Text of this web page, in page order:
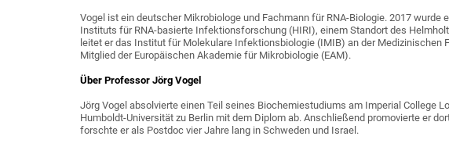
Vogel ist ein deutscher Mikrobiologe und Fachmann für RNA-Biologie. 2017 wurde
Instituts für RNA-basierte Infektionsforschung (HIRI), einem Standort des
leitet er das Institut für Molekulare Infektionsbiologie (IMIB) an der Medizinischen
Mitglied der Europäischen Akademie für Mikrobiologie (EAM).
Über Professor Jörg Vogel
Jörg Vogel absolvierte einen Teil seines Biochemiestudiums am Imperial College
Humboldt-Universität zu Berlin mit dem Diplom ab. Anschließend promovierte er
forschte er als Postdoc vier Jahre lang in Schweden und Israel.